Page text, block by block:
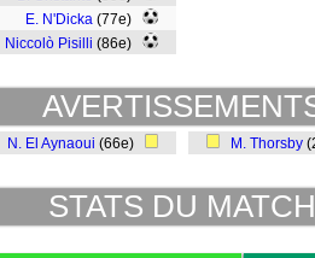
E. N'Dicka (77e)
Niccolò Pisilli (86e)
N. El Aynaoui (66e) M. Thorsby
STATS DU MATCH